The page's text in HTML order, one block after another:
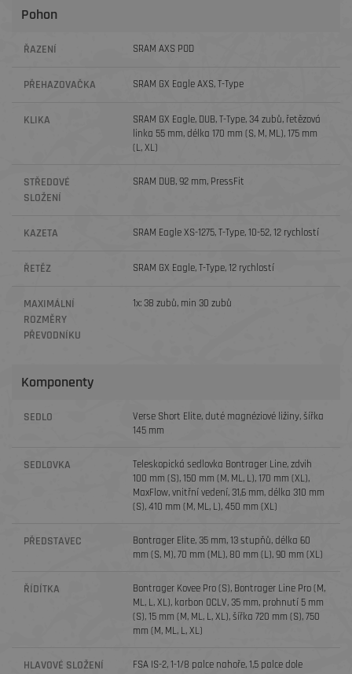
Pohon
ŘAZENÍ SRAM AXS POD
PŘEHAZOVAČKA SRAM GX Eagle AXS, T-Type
KLIKA
SRAM GX Eagle, DUB, T-Type, 34 zubů, řetězová
linka 55 mm, délka 170 mm (S, M, ML), 175 mm
(L, XL)
STŘEDOVÉ
SLOŽENÍ
SRAM DUB, 92 mm, PressFit
KAZETA SRAM Eagle XS-1275, T-Type, 10-52, 12 rychlostí
ŘETĚZ SRAM GX Eagle, T-Type, 12 rychlostí
MAXIMÁLNÍ
ROZMĚRY
PŘEVODNÍKU
1x: 38 zubů, min 30 zubů
Komponenty
SEDLO
Verse Short Elite, duté magnéziové ližiny, šířka
145 mm
SEDLOVKA
Teleskopická sedlovka Bontrager Line, zdvih
100 mm (S), 150 mm (M, ML, L), 170 mm (XL),
MaxFlow, vnitřní vedení, 31,6 mm, délka 310 mm
(S), 410 mm (M, ML, L), 450 mm (XL)
PŘEDSTAVEC
Bontrager Elite, 35 mm, 13 stupňů, délka 60
mm (S, M), 70 mm (ML), 80 mm (L), 90 mm (XL)
ŘÍDÍTKA
Bontrager Kovee Pro (S), Bontrager Line Pro (M,
ML, L, XL), karbon OCLV, 35 mm, prohnutí 5 mm
(S), 15 mm (M, ML, L, XL), šířka 720 mm (S), 750
mm (M, ML, L, XL)
HLAVOVÉ SLOŽENÍ FSA IS-2, 1-1/8 palce nahoře, 1,5 palce dole